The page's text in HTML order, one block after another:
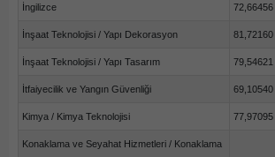
İngilizce 72,66456
İnşaat Teknolojisi / Yapı Dekorasyon 81,72160
İnşaat Teknolojisi / Yapı Tasarım 79,54621
İtfaiyecilik ve Yangın Güvenliği 69,10540
Kimya / Kimya Teknolojisi 77,97095
Konaklama ve Seyahat Hizmetleri / Konaklama